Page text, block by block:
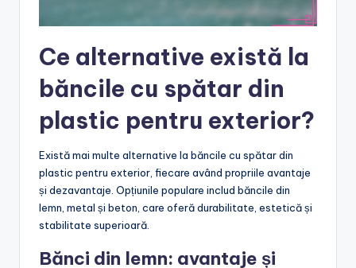
Ce alternative există la
băncile cu spătar din
plastic pentru exterior?
Există mai multe alternative la băncile cu spătar din
plastic pentru exterior, fiecare având propriile avantaje
și dezavantaje. Opțiunile populare includ băncile din
lemn, metal și beton, care oferă durabilitate, estetică și
stabilitate superioară.
Bănci din lemn: avantaje și